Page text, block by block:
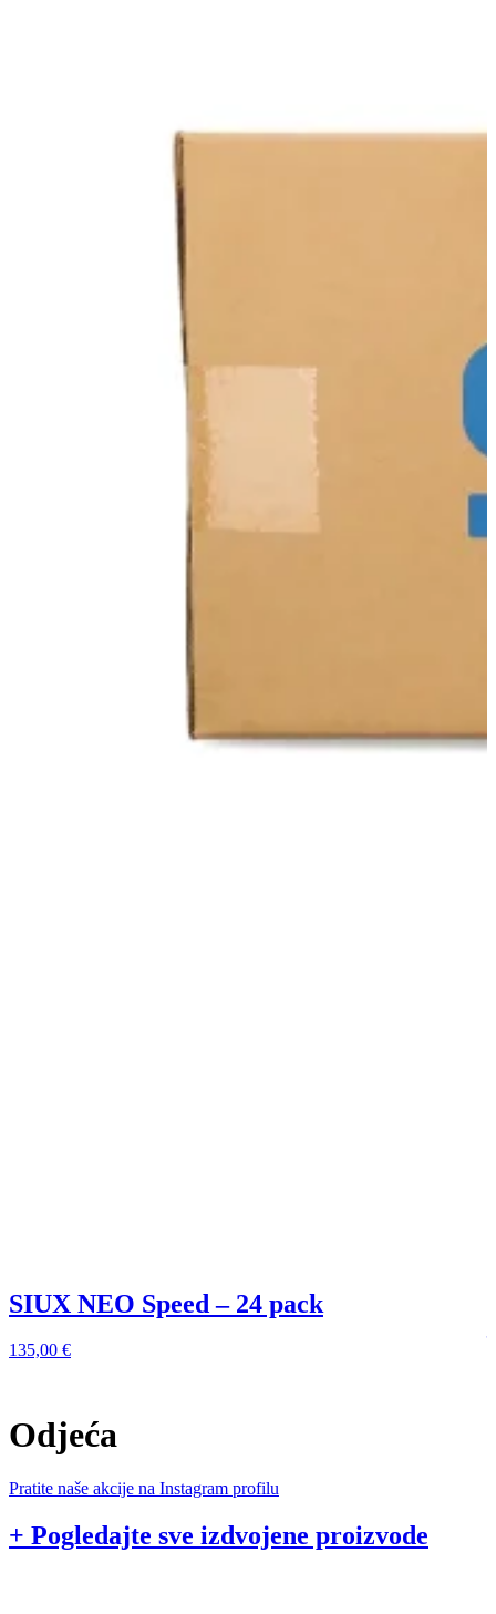
SIUX NEO Speed – 24 pack
135,00 €
Odjeća
Pratite naše akcije na Instagram profilu
+ Pogledajte sve izdvojene proizvode